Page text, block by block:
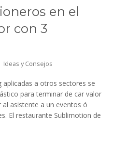
en el
con 3
Ideas y Consejos
aplicadas a otros sectores se
para terminar de car valor
asistente a un eventos ó
El restaurante Sublimotion de